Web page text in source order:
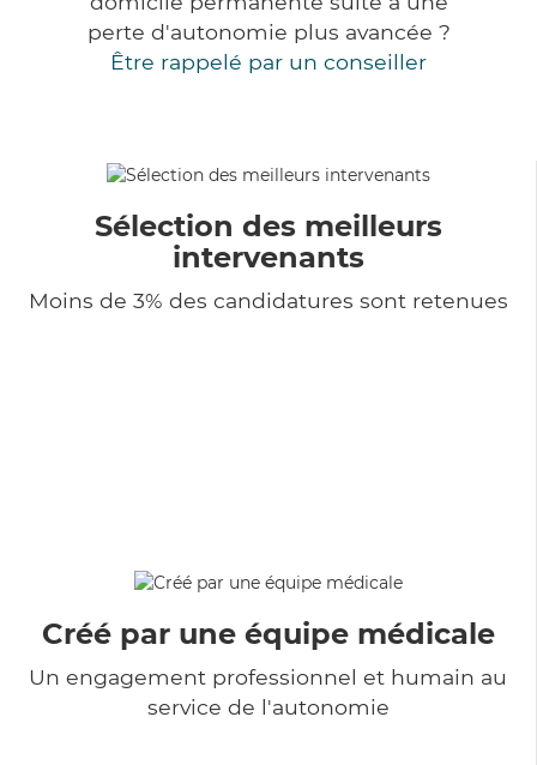
perte d'autonomie plus avancée ?
Être rappelé par un conseiller
Sélection des meilleurs
intervenants
Moins de 3% des candidatures sont retenues
Créé par une équipe médicale
Un engagement professionnel et humain au
service de l'autonomie